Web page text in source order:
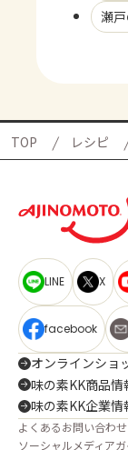
瀬
TOP レシピ
LINE X
facebook
オンラインショ
味の素KK商品情
味の素KK企業情
よくあるお問い合わせ
ソーシャルメディア